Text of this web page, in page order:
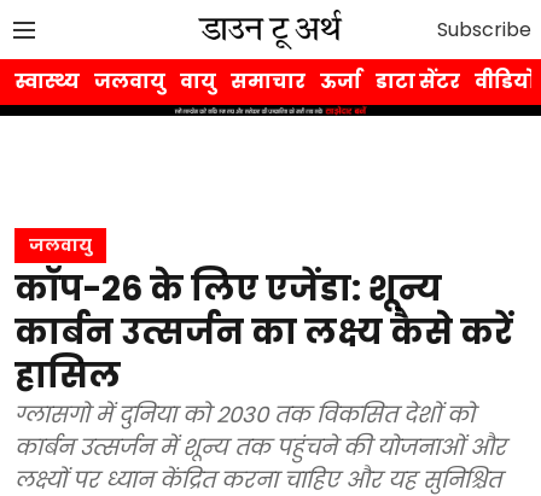
Subscribe
स्वास्थ्य जलवायु वायु समाचार ऊर्जा डाटा सेंटर वीडियो
जलवायु
कॉप-26 के लिए एजेंडा: शून्य
कार्बन उत्सर्जन का लक्ष्य कैसे करें
हासिल
ग्लासगो में दुनिया को 2030 तक विकसित देशों को
कार्बन उत्सर्जन में शून्य तक पहुंचने की योजनाओं और
लक्ष्यों पर ध्यान केंद्रित करना चाहिए और यह सुनिश्चित